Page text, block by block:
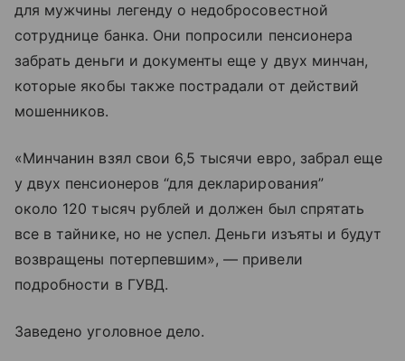
для мужчины легенду о недобросовестной
сотруднице банка. Они попросили пенсионера
забрать деньги и документы еще у двух минчан,
которые якобы также пострадали от действий
мошенников.
«Минчанин взял свои 6,5 тысячи евро, забрал еще
у двух пенсионеров “для декларирования”
около 120 тысяч рублей и должен был спрятать
все в тайнике, но не успел. Деньги изъяты и будут
возвращены потерпевшим», — привели
подробности в ГУВД.
Заведено уголовное дело.